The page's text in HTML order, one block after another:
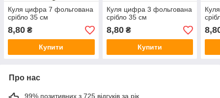
Куля цифра 7 фольгована
срібло 35 см
8,80 ₴
Купити
Куля цифра 3 фольгована
срібло 35 см
8,80₴
Купити
Про нас
99% позитивних з 725 відгуків за рік